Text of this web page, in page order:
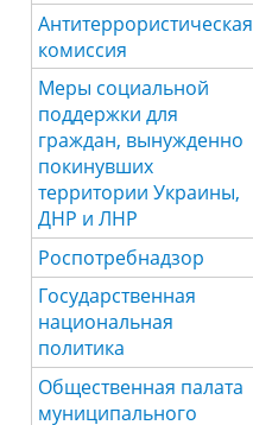
Антитеррористическая
комиссия
Меры социальной
поддержки для
граждан, вынужденно
покинувших
территории Украины,
ДНР и ЛНР
Роспотребнадзор
Государственная
национальная
политика
Общественная палата
муниципального